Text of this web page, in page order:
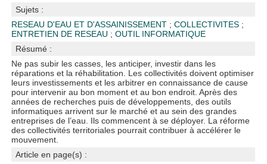
Sujets :
RESEAU D'EAU ET D'ASSAINISSEMENT ;COLLECTIVITES ;
ENTRETIEN DE RESEAU ;OUTIL INFORMATIQUE
Résumé :
Ne pas subir les casses, les anticiper, investir dans les
réparations et la réhabilitation. Les collectivités doivent optimiser
leurs investissements et les arbitrer en connaissance de cause
pour intervenir au bon moment et au bon endroit. Après des
années de recherches puis de développements, des outils
informatiques arrivent sur le marché et au sein des grandes
entreprises de l’eau. Ils commencent à se déployer. La réforme
des collectivités territoriales pourrait contribuer à accélérer le
mouvement.
Article en page(s) :